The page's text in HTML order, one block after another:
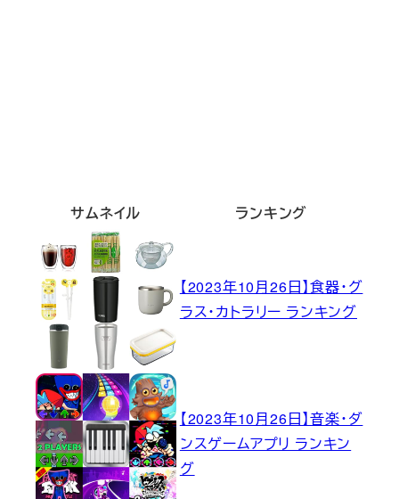
サムネイル ランキング
【2023年10月26日】食器・グ
ラス・カトラリー ランキング
【2023年10月26日】音楽・ダ
ンスゲームアプリ ランキン
グ